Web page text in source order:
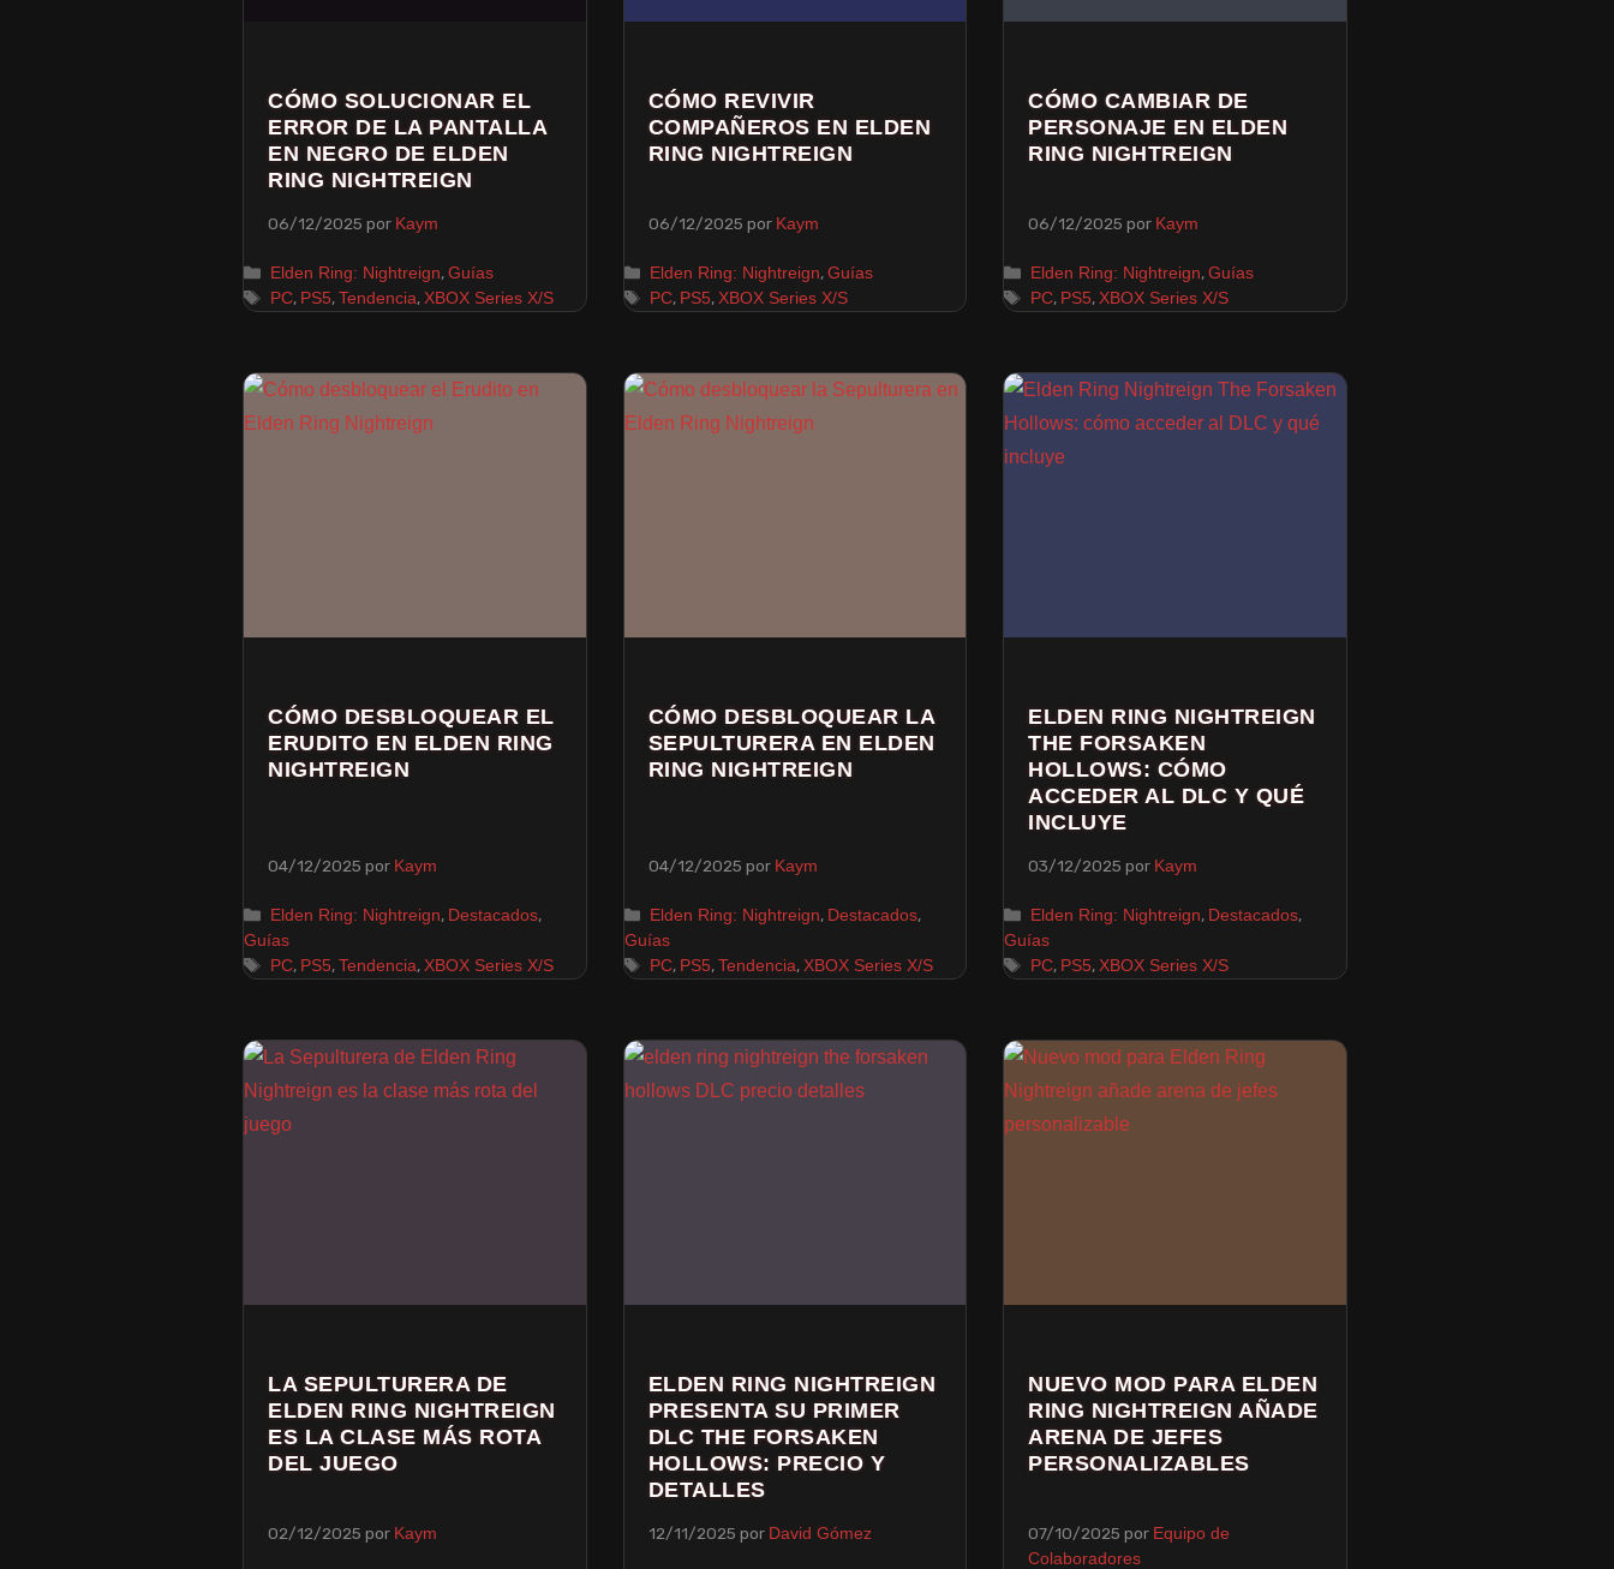
CÓMO SOLUCIONAR EL
ERROR DE LA PANTALLA
EN NEGRO DE ELDEN
RING NIGHTREIGN
06/12/2025 por Kaym
Elden Ring: Nightreign, Guías
PC, PS5, Tendencia, XBOX Series X/S
CÓMO REVIVIR
COMPAÑEROS EN ELDEN
RING NIGHTREIGN
06/12/2025 por Kaym
Elden Ring: Nightreign,Guías
PC, PS5, XBOX Series X/S
CÓMO CAMBIAR DE
PERSONAJE EN ELDEN
RING NIGHTREIGN
06/12/2025 por Kaym
Elden Ring: Nightreign,Guías
PC, PS5, XBOX Series X/S
CÓMO DESBLOQUEAR EL
ERUDITO EN ELDEN RING
NIGHTREIGN
04/12/2025 por Kaym
Elden Ring: Nightreign, Destacados,
Guías
PC, PS5, Tendencia, XBOX Series X/S
CÓMO DESBLOQUEAR LA
SEPULTURERA EN ELDEN
RING NIGHTREIGN
04/12/2025 por Kaym
Elden Ring: Nightreign, Destacados,
Guías
PC, PS5,Tendencia, XBOX Series X/S
ELDEN RING NIGHTREIGN
THE FORSAKEN
HOLLOWS: CÓMO
ACCEDER AL DLC Y QUÉ
INCLUYE
03/12/2025 por Kaym
Elden Ring: Nightreign, Destacados,
Guías
PC, PS5, XBOX Series X/S
LA SEPULTURERA DE
ELDEN RING NIGHTREIGN
ES LA CLASE MÁS ROTA
DEL JUEGO
02/12/2025 por Kaym
ELDEN RING NIGHTREIGN
PRESENTA SU PRIMER
DLC THE FORSAKEN
HOLLOWS: PRECIO Y
DETALLES
12/11/2025 por David Gómez
NUEVO MOD PARA ELDEN
RING NIGHTREIGN AÑADE
ARENA DE JEFES
PERSONALIZABLES
07/10/2025 por Equipo de
Colaboradores